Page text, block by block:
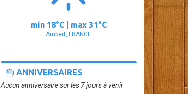
min 18°C | max 31°C
Ambert, FRANCE
🎂 ANNIVERSAIRES
Aucun anniversaire sur les 7 jours à venir